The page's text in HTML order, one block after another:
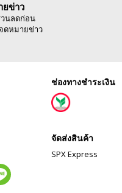
ข่าว
นลดก่อน
ดหมายข่าว
ช่องทางชำระเงิน
จัดส่งสินค้า
SPX Express